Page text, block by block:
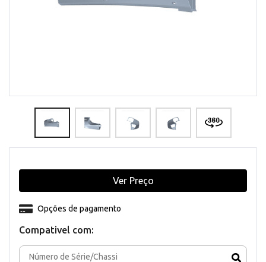
Compativel com:
Opções de pagamento
Ver Preço